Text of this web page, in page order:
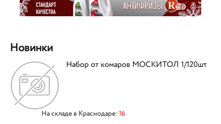
Новинки
Набор от комаров МОСКИТОЛ 1/120шт
На складе в Краснодаре: 16